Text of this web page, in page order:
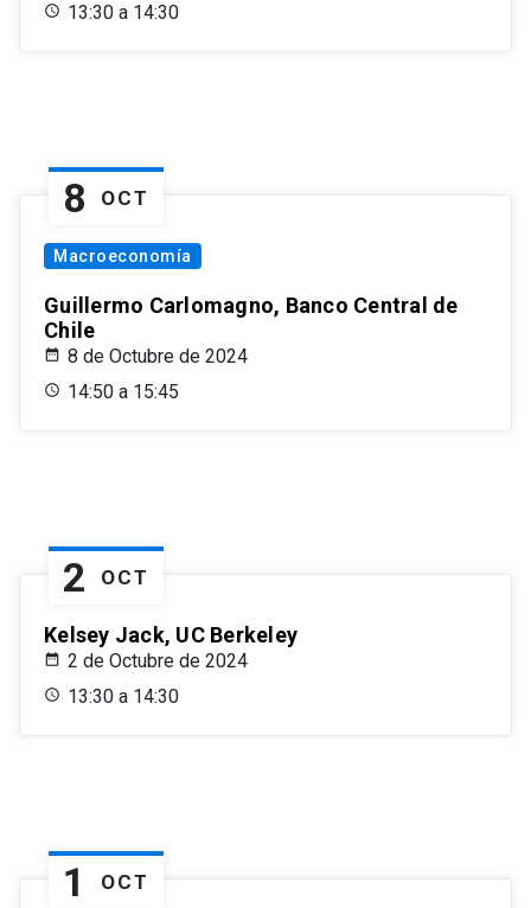
13:30 a 14:30
8 OCT
Macroeconomía
Guillermo Carlomagno, Banco Central de
Chile
8 de Octubre de 2024
14:50 a 15:45
2 OCT
Kelsey Jack, UC Berkeley
2 de Octubre de 2024
13:30 a 14:30
1 OCT